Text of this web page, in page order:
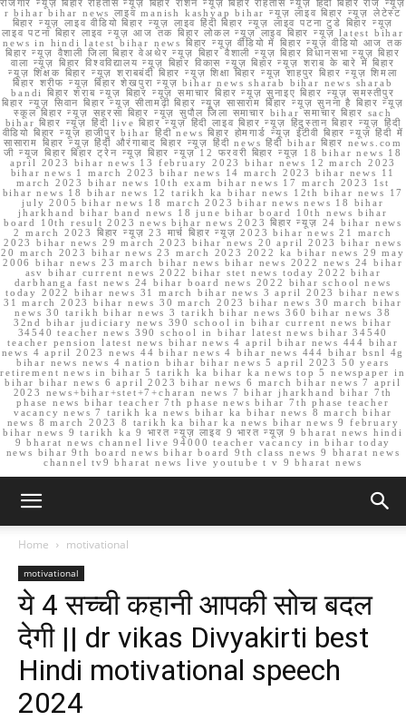
रोजगार न्यूज़ बिहार रोहतास न्यूज़ बिहार राशन न्यूज़ बिहार रोहतास न्यूज़ हिंदी बिहार राज न्यूज़
r bihar bihar news लाइव manish kashyap bihar न्यूज़ लाइव बिहार न्यूज़ लेटेस्ट
बिहार न्यूज़ लाइव वीडियो बिहार न्यूज़ लाइव हिंदी बिहार न्यूज़ लाइव पटना टुडे बिहार न्यूज़
लाइव पटना बिहार लाइव न्यूज़ आज तक बिहार लोकल न्यूज़ लाइव बिहार न्यूज़ latest bihar
news in hindi latest bihar news बिहार न्यूज़ वीडियो में बिहार न्यूज़ वीडियो आज तक
बिहार न्यूज़ वैशाली जिला बिहार वेअथेर न्यूज़ बिहार वैशाली न्यूज़ बिहार विधानसभा न्यूज़ बिहार
वाला न्यूज़ बिहार विश्वविद्यालय न्यूज़ बिहार विकास न्यूज़ बिहार न्यूज़ शराब के बारे में बिहार
न्यूज़ शिक्षक बिहार न्यूज़ शराबबंदी बिहार न्यूज़ शिक्षा बिहार न्यूज़ शाहपुर बिहार न्यूज़ शिमला
बिहार शरीफ न्यूज़ बिहार शेखपुरा न्यूज़ bihar news sharab bihar news sharab
bandi बिहार शराब न्यूज़ बिहार न्यूज़ समाचार बिहार न्यूज़ सुनाइए बिहार न्यूज़ समस्तीपुर
बिहार न्यूज़ सिवान बिहार न्यूज़ सीतामढ़ी बिहार न्यूज़ सासाराम बिहार न्यूज़ सुनना है बिहार न्यूज़
स्कूल बिहार न्यूज़ सहरसा बिहार न्यूज़ सुपौल जिला समाचार bihar समाचार बिहार sach
bihar बिहार न्यूज़ हिंदी live बिहार न्यूज़ हिंदी लाइव बिहार न्यूज़ हिंदुस्तान बिहार न्यूज़ हिंदी
वीडियो बिहार न्यूज़ हाजीपुर bihar हिंदी news बिहार होमगार्ड न्यूज़ ईटीवी बिहार न्यूज़ हिंदी में
सासाराम बिहार न्यूज़ हिंदी औरंगाबाद बिहार न्यूज़ हिंदी news हिंदी bihar बिहार news.com
जी न्यूज बिहार बिहार ट्रेन न्यूज़ बिहार न्यूज़ 12 फरवरी बिहार न्यूज़ 18 bihar news 18
april 2023 bihar news 13 february 2023 bihar news 12 march 2023
bihar news 1 march 2023 bihar news 14 march 2023 bihar news 11
march 2023 bihar news 10th exam bihar news 17 march 2023 1st
bihar news 18 bihar news 12 tarikh ka bihar news 12th bihar news 17
july 2005 bihar news 18 march 2023 bihar news news 18 bihar
jharkhand bihar band news 18 june bihar board 10th news bihar
board 10th result 2023 news bihar news 2023 बिहार न्यूज़ 24 bihar news
2 march 2023 बिहार न्यूज़ 23 मार्च बिहार न्यूज़ 2023 bihar news 21 march
2023 bihar news 29 march 2023 bihar news 20 april 2023 bihar news
20 march 2023 bihar news 23 march 2023 2022 ka bihar news 29 may
2006 bihar news 23 march bihar news bihar news 2022 news 24 bihar
asv bihar current news 2022 bihar stet news today 2022 bihar
darbhanga fast news 24 bihar board news 2022 bihar school news
today 2022 bihar news 31 march bihar news 3 april 2023 bihar news
31 march 2023 bihar news 30 march 2023 bihar news 30 march bihar
news 30 tarikh bihar news 3 tarikh bihar news 360 bihar news 38
32nd bihar judiciary news 390 school in bihar current news bihar
34540 teacher news 390 school in bihar latest news bihar 34540
teacher pension latest news bihar news 4 april bihar news 444 bihar
news 4 april 2023 news 44 bihar news 4 bihar news 444 bihar bsnl 4g
bihar news news 4 nation bihar bihar news 5 april 2023 50 years
retirement news in bihar 5 tarikh ka bihar ka news top 5 newspaper in
bihar bihar news 6 april 2023 bihar news 6 march bihar news 7 april
2023 news+bihar+stet+7+charan news 7 bihar jharkhand bihar 7th
phase news bihar teacher 7th phase news bihar 7th phase teacher
vacancy news 7 tarikh ka news bihar ka bihar news 8 march bihar
news 8 march 2023 8 tarikh ka bihar ka news bihar news 9 february
bihar news 9 tarikh ka 9 भारत न्यूज़ लाइव 9 भारत न्यूज़ 9 bharat news hindi
9 bharat news channel live 94000 teacher vacancy in bihar today
news bihar 9th board news bihar board 9th class news 9 bharat news
channel tv9 bharat news live youtube t v 9 bharat news
Home motivational
motivational
ये 4 सच्ची कहानी आपकी सोच बदल
देगी || dr vikas Divyakirti best
Hindi motivational speech
2024